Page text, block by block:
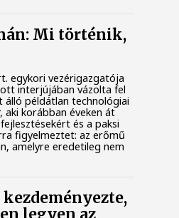
Mi történik,
egykori vezérigazgatója
interjújában vázolta fel
példátlan technológiai
aki korábban éveken át
és a paksi
figyelmeztet: az erőmű
amelyre eredetileg nem